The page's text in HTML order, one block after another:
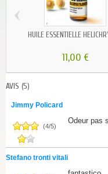
HUILE ESSENTIELLE
11,00 €
‹
AVIS (5)
Jimmy Policard
(4/5)
Odeur pas
Stefano tronti vitali